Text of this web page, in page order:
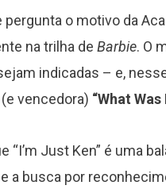
pergunta o motivo da
na trilha de Barbie. O
indicadas – e,
vencedora) “What
“I’m Just Ken” é uma
a busca por